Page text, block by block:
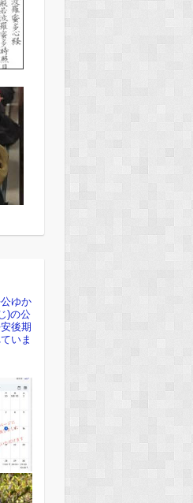
ゆか
)の公
後期
いま